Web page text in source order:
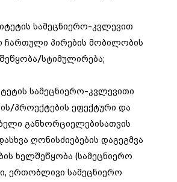
სამეცნიერო-კვლევით
ჩართული პირების მობილობის
სტიმულირება;
სამეცნიერო-კვლევითი
პროექტების ეფექტური და
განხორციელებისათვის
ღონისძიებების დაგეგმვა
ხელშეწყობა (სამეცნიერო
ერთობლივი სამეცნიერო